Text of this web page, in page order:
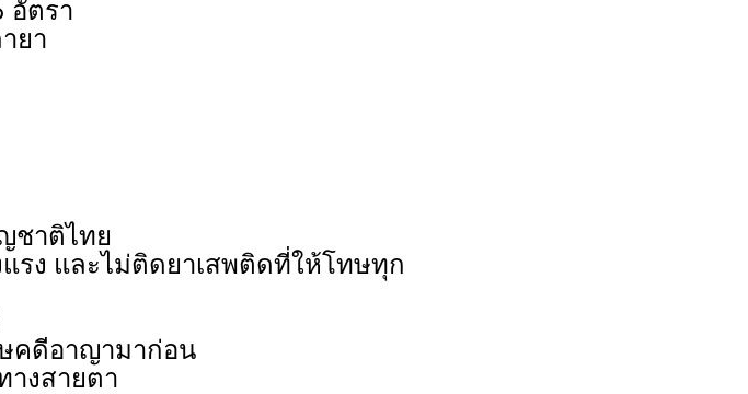
อัตรา
ยา
ชาติไทย
รง และไม่ติดยาเสพติดที่ให้โทษทุก
คดีอาญามาก่อน
งสายตา